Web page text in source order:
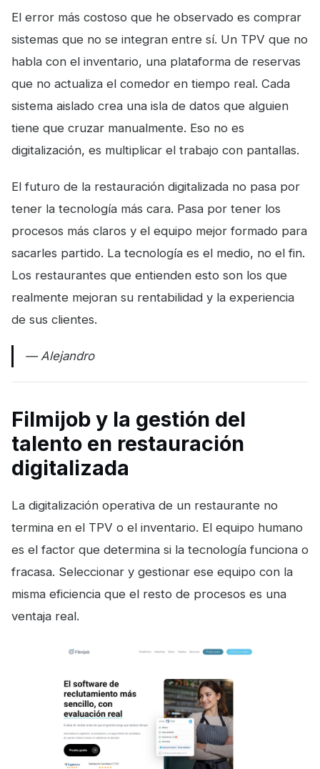
El error más costoso que he observado es comprar
sistemas que no se integran entre sí. Un TPV que no
habla con el inventario, una plataforma de reservas
que no actualiza el comedor en tiempo real. Cada
sistema aislado crea una isla de datos que alguien
tiene que cruzar manualmente. Eso no es
digitalización, es multiplicar el trabajo con pantallas.
El futuro de la restauración digitalizada no pasa por
tener la tecnología más cara. Pasa por tener los
procesos más claros y el equipo mejor formado para
sacarles partido. La tecnología es el medio, no el fin.
Los restaurantes que entienden esto son los que
realmente mejoran su rentabilidad y la experiencia
de sus clientes.
— Alejandro
Filmijob y la gestión del
talento en restauración
digitalizada
La digitalización operativa de un restaurante no
termina en el TPV o el inventario. El equipo humano
es el factor que determina si la tecnología funciona o
fracasa. Seleccionar y gestionar ese equipo con la
misma eficiencia que el resto de procesos es una
ventaja real.